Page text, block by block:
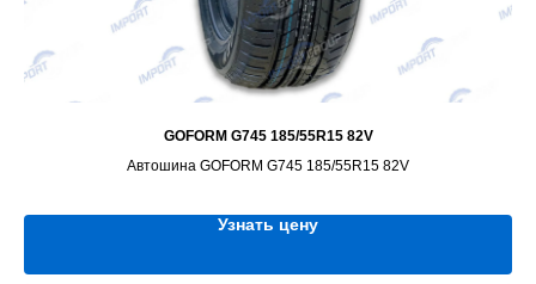
GOFORM G745 185/55R15 82V
Автошина GOFORM G745 185/55R15 82V
Узнать цену